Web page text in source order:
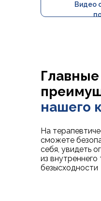
Видео
Главные
нашего
На
сможете
себя, увидеть
из внутреннего
безысходности